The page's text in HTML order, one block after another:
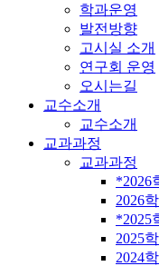
학과운영
발전방향
고시실 소개
연구회 운영
오시는길
교수소개
교수소개
교과과정
교과과정
*2026
2026
*2025
2025
2024